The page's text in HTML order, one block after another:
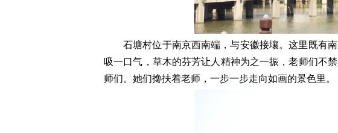
石塘村位于南京西南端，与安徽接壤。这里既有
吸一口气，草木的芬芳让人精神为之一振，老师们不
师们。她们搀扶着老师，一步一步走向如画的景色里。